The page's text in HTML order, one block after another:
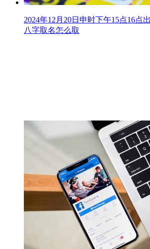
2024年12月20日申时下午15点16点
八字取名怎么取